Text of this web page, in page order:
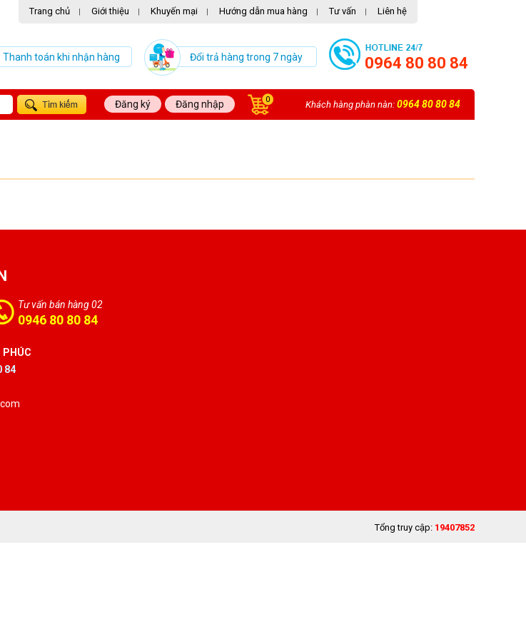
Trang chủ | Giới thiệu | Khuyến mại | Hướng dẫn mua hàng | Tư vấn | Liên hệ
Thanh toán khi nhận hàng Đổi trả hàng trong 7 ngày 0964 80 80 84
Đăng ký Đăng nhập 0 Khách hàng phàn nàn: 0964 80 80 84
Tư vấn bán hàng 02
0946 80 80 84
PHÚC
84
Tổng truy cập: 19407852